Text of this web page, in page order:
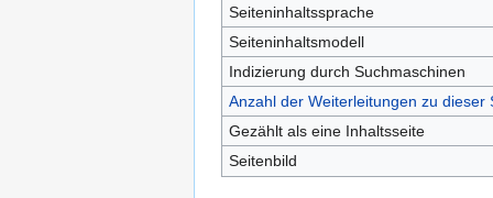
Seiteninhaltssprache
Seiteninhaltsmodell
Indizierung durch Suchmaschinen
Anzahl der Weiterleitungen zu dieser
Gezählt als eine Inhaltsseite
Seitenbild